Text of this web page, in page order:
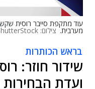
עוד מתקפת סייבר רוסית
מערבית. צילום: ShutterStock
בראש הכותרות
שידור חוזר:
ועדת